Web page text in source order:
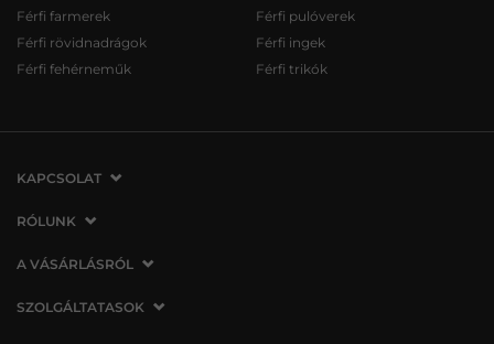
Férfi farmerek
Férfi rövidnadrágok
Férfi fehérneműk
Férfi pulóverek
Férfi ingek
Férfi trikók
KAPCSOLAT
VERMONT Services Slovakia s. r. o.
821 07 Bratislava
Szlovákia
RÓLUNK
Cégünkről
Üzleteink
A VÁSÁRLÁSRÓL
A vásárlás menete
SZOLGÁLTATASOK